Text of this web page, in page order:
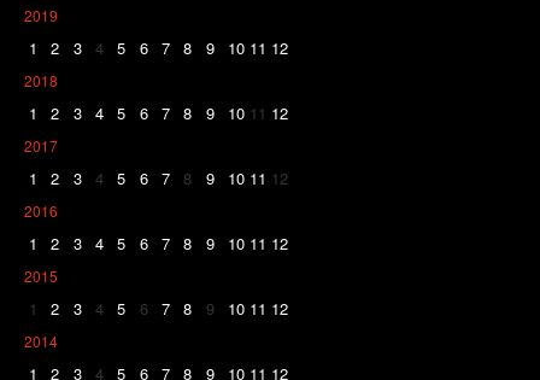
2019
1 2 3 4 5 6 7 8 9 10 11 12
2018
1 2 3 4 5 6 7 8 9 10 11 12
2017
1 2 3 4 5 6 7 8 9 10 11 12
2016
1 2 3 4 5 6 7 8 9 10 11 12
2015
1 2 3 4 5 6 7 8 9 10 11 12
2014
1 2 3 4 5 6 7 8 9 10 11 12